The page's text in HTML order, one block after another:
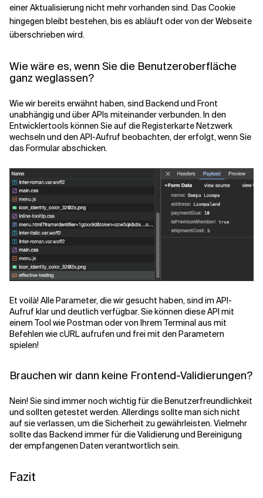
einer Aktualisierung nicht mehr vorhanden sind. Das Cookie
hingegen bleibt bestehen, bis es abläuft oder von der Webseite
überschrieben wird.
Wie wäre es, wenn Sie die Benutzeroberfläche
ganz weglassen?
Wie wir bereits erwähnt haben, sind Backend und Front
unabhängig und über APIs miteinander verbunden. In den
Entwicklertools können Sie auf die Registerkarte Netzwerk
wechseln und den API-Aufruf beobachten, der erfolgt, wenn Sie
das Formular abschicken.
Et voilà! Alle Parameter, die wir gesucht haben, sind im API-
Aufruf klar und deutlich verfügbar. Sie können diese API mit
einem Tool wie Postman oder von Ihrem Terminal aus mit
Befehlen wie cURL aufrufen und frei mit den Parametern
spielen!
Brauchen wir dann keine Frontend-Validierungen?
Nein! Sie sind immer noch wichtig für die Benutzerfreundlichkeit
und sollten getestet werden. Allerdings sollte man sich nicht
auf sie verlassen, um die Sicherheit zu gewährleisten. Vielmehr
sollte das Backend immer für die Validierung und Bereinigung
der empfangenen Daten verantwortlich sein.
Fazit